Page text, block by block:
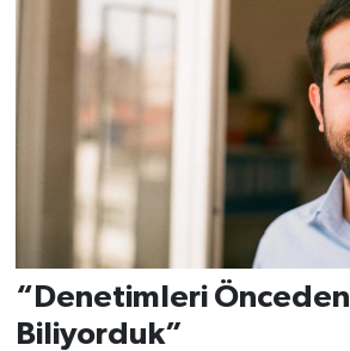
“Denetimleri Önceden
Biliyorduk”